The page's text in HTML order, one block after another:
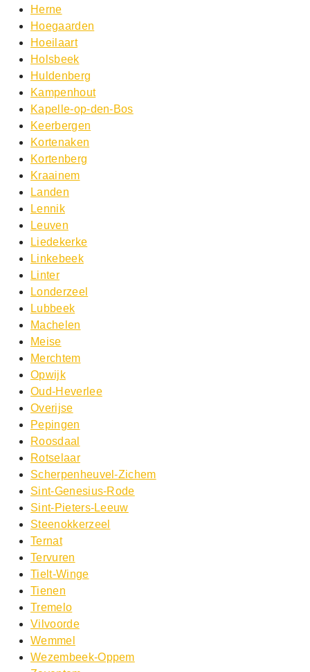
Herne
Hoegaarden
Hoeilaart
Holsbeek
Huldenberg
Kampenhout
Kapelle-op-den-Bos
Keerbergen
Kortenaken
Kortenberg
Kraainem
Landen
Lennik
Leuven
Liedekerke
Linkebeek
Linter
Londerzeel
Lubbeek
Machelen
Meise
Merchtem
Opwijk
Oud-Heverlee
Overijse
Pepingen
Roosdaal
Rotselaar
Scherpenheuvel-Zichem
Sint-Genesius-Rode
Sint-Pieters-Leeuw
Steenokkerzeel
Ternat
Tervuren
Tielt-Winge
Tienen
Tremelo
Vilvoorde
Wemmel
Wezembeek-Oppem